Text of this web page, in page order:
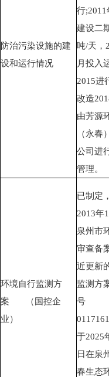
防治污染设施的建
设和运行情况
行;2011
建设二
吨/天，
月投入
2015进
改造
由芳源
（永春
公司进
管理。
环境自行监测方
案 （国控企
业）
已制定
2013年
泉州市
审查备
近更新
监测方
号
于2025
日在泉
春生态